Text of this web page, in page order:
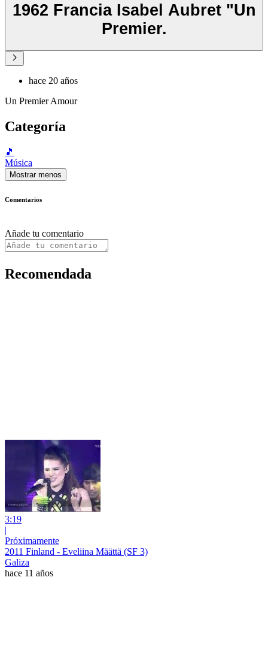
1962 Francia Isabel Aubret "Un
Premier.
hace 20 años
Un Premier Amour
Categoría
🎵
Música
Mostrar menos
Comentarios
Añade tu comentario
Recomendada
3:19
|
Próximamente
2011 Finland - Eveliina Määttä (SF 3)
Galiza
hace 11 años